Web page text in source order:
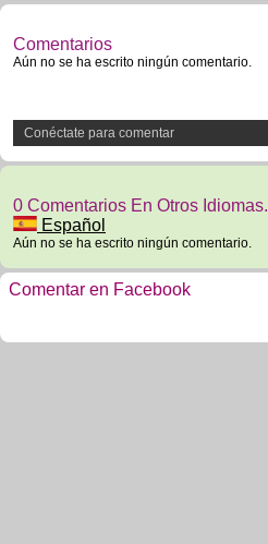
Comentarios
Aún no se ha escrito ningún comentario.
Conéctate para comentar
0 Comentarios En Otros Idiomas.
Español
Aún no se ha escrito ningún comentario.
Comentar en Facebook